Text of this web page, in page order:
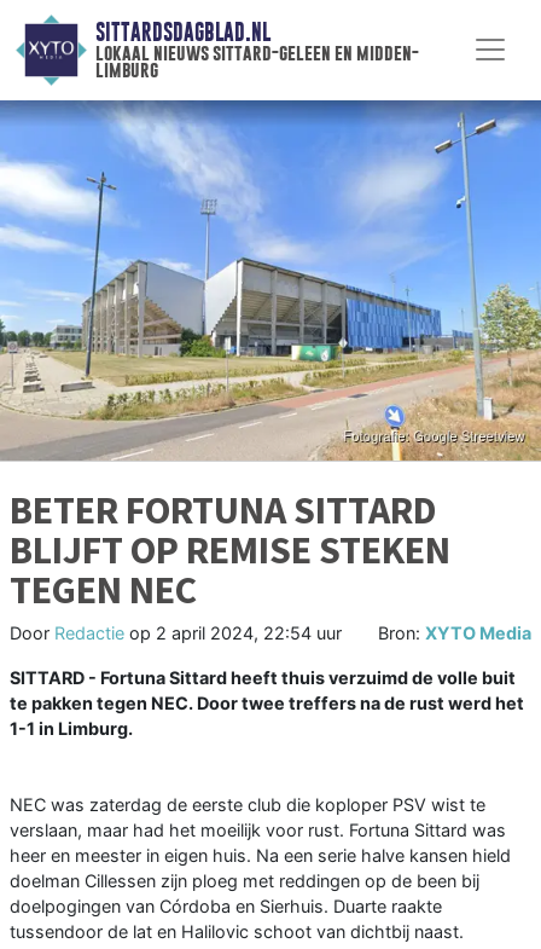
SITTARDSDAGBLAD.NL
lokaal nieuws sittard-geleen en midden-
limburg
BETER FORTUNA SITTARD
BLIJFT OP REMISE STEKEN
TEGEN NEC
Door Redactie op 2 april 2024, 22:54 uur Bron: XYTO Media
SITTARD - Fortuna Sittard heeft thuis verzuimd de volle buit
te pakken tegen NEC. Door twee treffers na de rust werd het
1-1 in Limburg.
NEC was zaterdag de eerste club die koploper PSV wist te
verslaan, maar had het moeilijk voor rust. Fortuna Sittard was
heer en meester in eigen huis. Na een serie halve kansen hield
doelman Cillessen zijn ploeg met reddingen op de been bij
doelpogingen van Córdoba en Sierhuis. Duarte raakte
tussendoor de lat en Halilovic schoot van dichtbij naast.